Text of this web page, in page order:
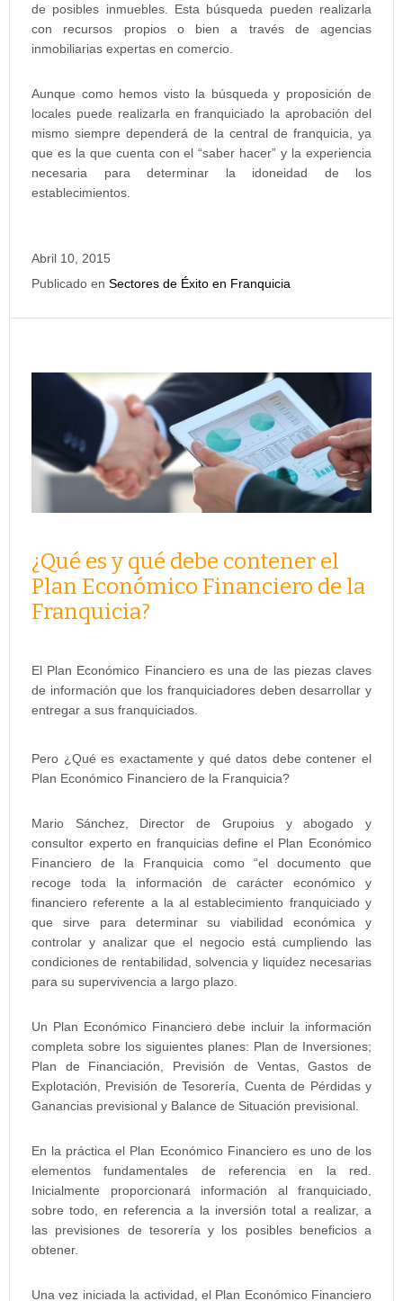
de posibles inmuebles. Esta búsqueda pueden realizarla
con recursos propios o bien a través de agencias
inmobiliarias expertas en comercio.
Aunque como hemos visto la búsqueda y proposición de
locales puede realizarla en franquiciado la aprobación del
mismo siempre dependerá de la central de franquicia, ya
que es la que cuenta con el “saber hacer” y la experiencia
necesaria para determinar la idoneidad de los
establecimientos.
Abril 10, 2015
Publicado en Sectores de Éxito en Franquicia
¿Qué es y qué debe contener el
Plan Económico Financiero de la
Franquicia?
El Plan Económico Financiero es una de las piezas claves
de información que los franquiciadores deben desarrollar y
entregar a sus franquiciados.
Pero ¿Qué es exactamente y qué datos debe contener el
Plan Económico Financiero de la Franquicia?
Mario Sánchez, Director de Grupoius y abogado y
consultor experto en franquicias define el Plan Económico
Financiero de la Franquicia como “el documento que
recoge toda la información de carácter económico y
financiero referente a la al establecimiento franquiciado y
que sirve para determinar su viabilidad económica y
controlar y analizar que el negocio está cumpliendo las
condiciones de rentabilidad, solvencia y liquidez necesarias
para su supervivencia a largo plazo.
Un Plan Económico Financiero debe incluir la información
completa sobre los siguientes planes: Plan de Inversiones;
Plan de Financiación, Previsión de Ventas, Gastos de
Explotación, Previsión de Tesorería, Cuenta de Pérdidas y
Ganancias previsional y Balance de Situación previsional.
En la práctica el Plan Económico Financiero es uno de los
elementos fundamentales de referencia en la red.
Inicialmente proporcionará información al franquiciado,
sobre todo, en referencia a la inversión total a realizar, a
las previsiones de tesorería y los posibles beneficios a
obtener.
Una vez iniciada la actividad, el Plan Económico Financiero